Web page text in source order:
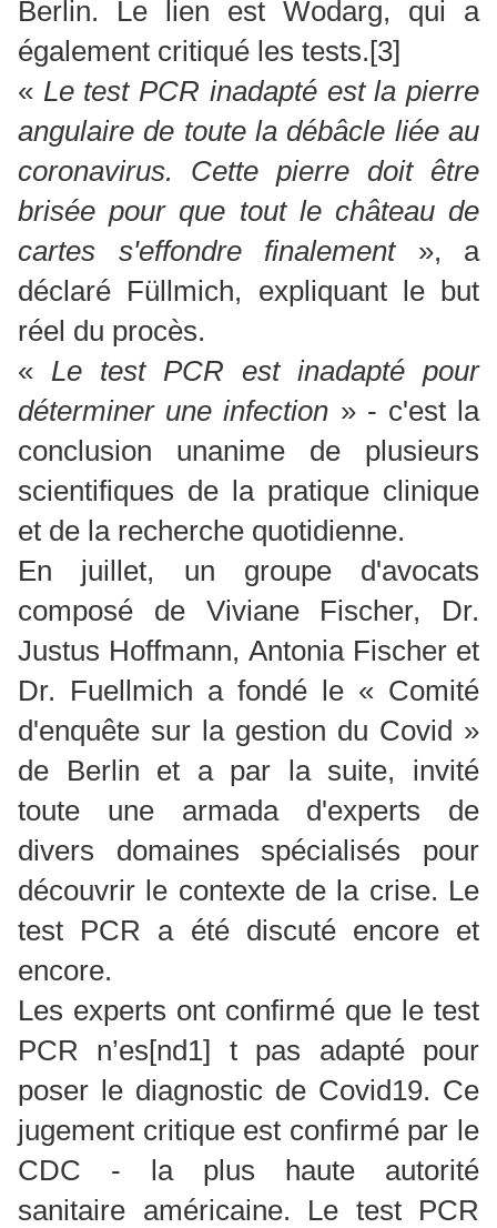
Berlin. Le lien est Wodarg, qui a
également critiqué les tests.[3]
« Le test PCR inadapté est la pierre
angulaire de toute la débâcle liée au
coronavirus. Cette pierre doit être
brisée pour que tout le château de
cartes s'effondre finalement», a
déclaré Füllmich, expliquant le but
réel du procès.
« Le test PCR est inadapté pour
déterminer une infection » - c'est la
conclusion unanime de plusieurs
scientifiques de la pratique clinique
et de la recherche quotidienne.
En juillet, un groupe d'avocats
composé de Viviane Fischer, Dr.
Justus Hoffmann, Antonia Fischer et
Dr. Fuellmich a fondé le « Comité
d'enquête sur la gestion du Covid »
de Berlin et a par la suite, invité
toute une armada d'experts de
divers domaines spécialisés pour
découvrir le contexte de la crise. Le
test PCR a été discuté encore et
encore.
Les experts ont confirmé que le test
PCR n’es[nd1] t pas adapté pour
poser le diagnostic de Covid19. Ce
jugement critique est confirmé par le
CDC - la plus haute autorité
sanitaire américaine. Le test PCR